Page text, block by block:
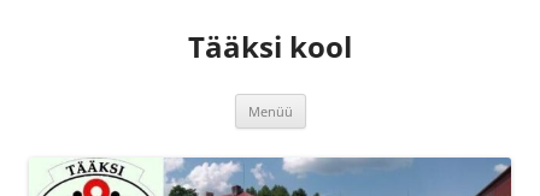
Tääksi kool
Menüü Liigu
juurde